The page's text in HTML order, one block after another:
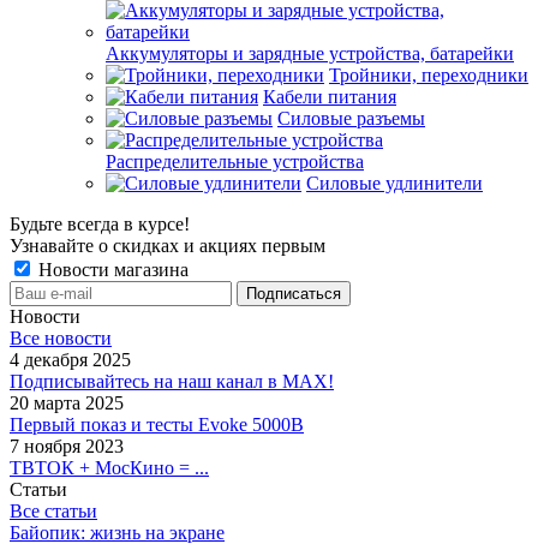
Аккумуляторы и зарядные устройства, батарейки
Тройники, переходники
Кабели питания
Силовые разъемы
Распределительные устройства
Силовые удлинители
Будьте всегда в курсе!
Узнавайте о скидках и акциях первым
Новости магазина
Новости
Все новости
4 декабря 2025
Подписывайтесь на наш канал в MAX!
20 марта 2025
Первый показ и тесты Evoke 5000B
7 ноября 2023
ТВТОК + МосКино = ...
Статьи
Все статьи
Байопик: жизнь на экране